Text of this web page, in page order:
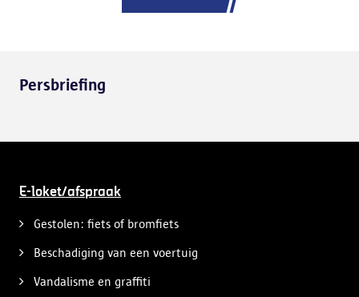
Persbriefing
E-loket/afspraak
Gestolen: fiets of bromfiets
Beschadiging van een voertuig
Vandalisme en graffiti